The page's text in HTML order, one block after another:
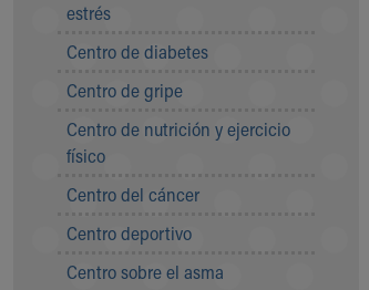
Symptom Checker
Price Estimates
Family Supports
Sports Health Services Provider for Akron Zips
New Parents
Find a Pediatrician
MyChart
Make an Appointment
Breastfeeding Medicine
estrés
Centro de diabetes
Centro de gripe
Centro de nutrición y ejercicio
físico
Centro del cáncer
Centro deportivo
Centro sobre el asma